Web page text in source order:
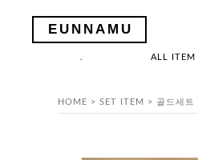
EUNNAMU
ALL ITEM
HOME > SET ITEM > 골드세트